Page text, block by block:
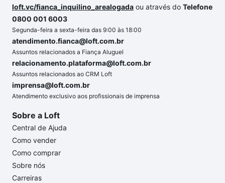
loft.vc/fianca_inquilino_arealogada ou através do Telefone
0800 001 6003
Segunda-feira a sexta-feira das 9:00 às 18:00
atendimento.fianca@loft.com.br
Assuntos relacionados a Fiança Aluguel
relacionamento.plataforma@loft.com.br
Assuntos relacionados ao CRM Loft
imprensa@loft.com.br
Atendimento exclusivo aos profissionais de imprensa
Sobre a Loft
Central de Ajuda
Como vender
Como comprar
Sobre nós
Carreiras